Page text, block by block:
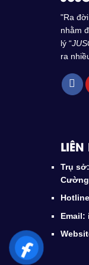
"Ra
nhằm
lý “
ra
LIÊN
Trụ
Email: